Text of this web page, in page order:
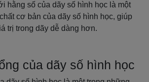
hằng số của dãy số hình học là một
cơ bản của dãy số hình học, giúp
trị trong dãy dễ dàng hơn.
của dãy số hình học